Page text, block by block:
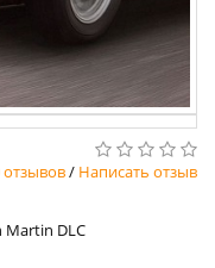
отзывов/ Написать отзыв
Martin DLC